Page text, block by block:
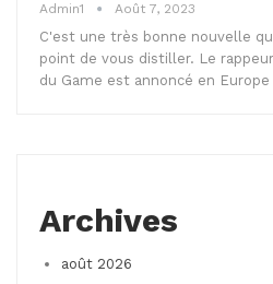
Admin1 Août 7, 2023
C'est une très bonne nouvelle
point de vous distiller. Le
du Game est annoncé en
Archives
août 2026